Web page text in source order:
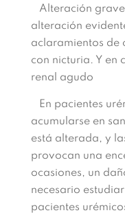
Alteración
alteración
aclaramientos de
con nicturia. Y en
renal agudo
En pacientes
acumularse en
está alterada, y
provocan una
ocasiones, un
necesario
pacientes